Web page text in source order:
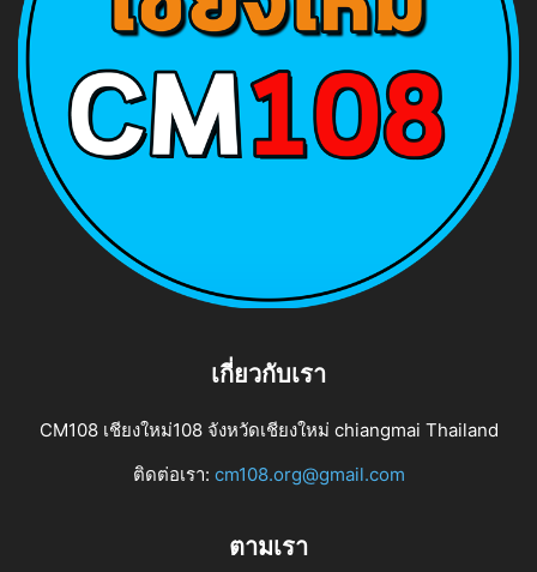
เกี่ยวกับเรา
CM108 เชียงใหม่108 จังหวัดเชียงใหม่ chiangmai Thailand
ติดต่อเรา: cm108.org@gmail.com
ตามเรา